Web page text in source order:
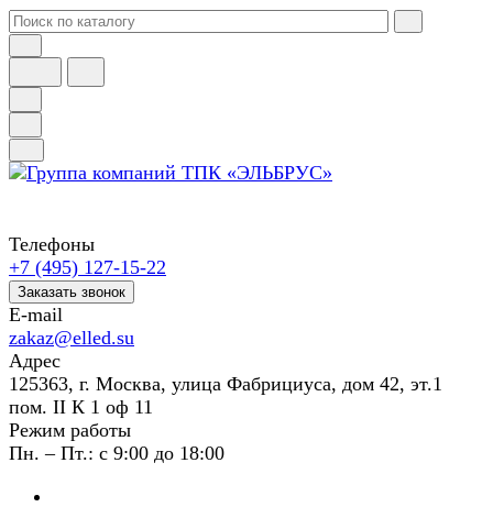
Телефоны
+7 (495) 127-15-22
Заказать звонок
E-mail
zakaz@elled.su
Адрес
125363, г. Москва, улица Фабрициуса, дом 42, эт.1
пом. II К 1 оф 11
Режим работы
Пн. – Пт.: с 9:00 до 18:00